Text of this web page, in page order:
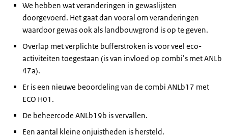
We hebben wat veranderingen in gewaslijsten
doorgevoerd. Het gaat dan vooral om veranderingen
waardoor gewas ook als landbouwgrond is op te geven.
Overlap met verplichte bufferstroken is voor veel eco-
activiteiten toegestaan (is van invloed op combi’s met ANLb
47a).
Er is een nieuwe beoordeling van de combi ANLb17 met
ECO H01.
De beheercode ANLb19b is vervallen.
Een aantal kleine onjuistheden is hersteld.